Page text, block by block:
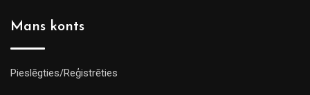
Mans konts
Pieslēgties/Reģistrēties